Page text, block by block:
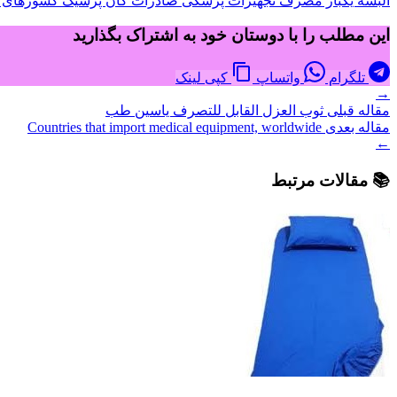
این مطلب را با دوستان خود به اشتراک بگذارید
تلگرام واتساپ
کپی لینک
→
مقاله قبلی ثوب العزل القابل للتصرف ياسين طب
مقاله بعدی Countries that import medical equipment, worldwide
←
📚 مقالات مرتبط